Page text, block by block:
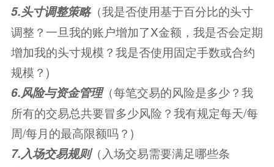
5.头寸调整策略（我是否使用基于百分比的头寸
调整？一旦我的账户增加了X金额，我是否会定期
增加我的头寸规模？我是否使用固定手数或合约
规模？)
6.风险与资金管理（每笔交易的风险是多少？我
所有的交易总共要冒多少风险？我有规定每天/每
周/每月的最高限额吗？)
7.入场交易规则（入场交易需要满足哪些条